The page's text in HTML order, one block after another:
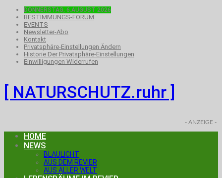
DONNERSTAG, 6.AUGUST 2026
BESTIMMUNGS-FORUM
EVENTS
Newsletter-Abo
Kontakt
Privatsphäre-Einstellungen Ändern
Historie Der Privatsphäre-Einstellungen
Einwilligungen Widerrufen
[ NATURSCHUTZ.ruhr ]
- ANZEIGE -
HOME
NEWS
BLAULICHT
AUS DEM REVIER
AUS ALLER WELT